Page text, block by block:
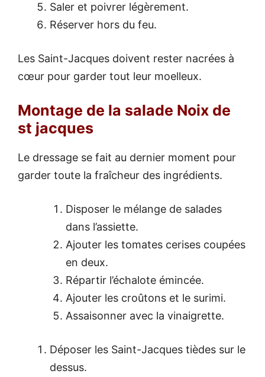
Saler et poivrer légèrement.
Réserver hors du feu.
Les Saint-Jacques doivent rester nacrées à
cœur pour garder tout leur moelleux.
Montage de la salade Noix de
st jacques
Le dressage se fait au dernier moment pour
garder toute la fraîcheur des ingrédients.
Disposer le mélange de salades
dans l’assiette.
Ajouter les tomates cerises coupées
en deux.
Répartir l’échalote émincée.
Ajouter les croûtons et le surimi.
Assaisonner avec la vinaigrette.
Déposer les Saint-Jacques tièdes sur le
dessus.